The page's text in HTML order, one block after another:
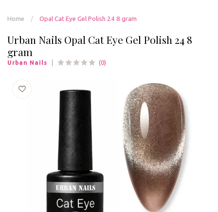
Home / Opal Cat Eye Gel Polish 24 8 gram
Urban Nails Opal Cat Eye Gel Polish 24 8
gram
Urban Nails (0)